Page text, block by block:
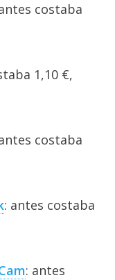
costaba
1,10 €,
costaba
: antes costaba
: antes